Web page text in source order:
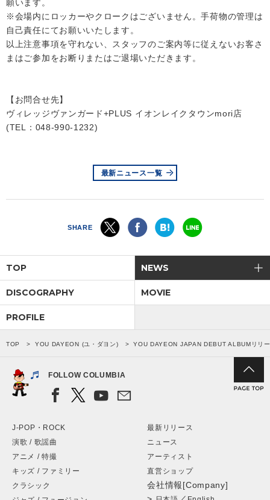
願います。
※会場内にロッカーやクロークはございません。手荷物の管理は
自己責任にてお願いいたします。
以上注意事項を守れない、スタッフのご案内等に従えないお客さ
まはご参加をお断りまたはご退場いただきます。
【お問合せ先】
ヴィレッジヴァンガード+PLUS イオンレイクタウンmori店
(TEL：048-990-1232)
最新ニュース一覧
SHARE
TOP NEWS
DISCOGRAPHY MOVIE
PROFILE
TOP YOU DAYEON (ユ・ダヨン) YOU DAYEON JAPAN DEBUT ALBUMリリ
FOLLOW COLUMBIA
J-POP・ROCK
演歌 / 歌謡曲
アニメ / 特撮
キッズ / ファミリー
クラシック
最新リリース
ニュース
アーティスト
直営ショップ
会社情報[Company]